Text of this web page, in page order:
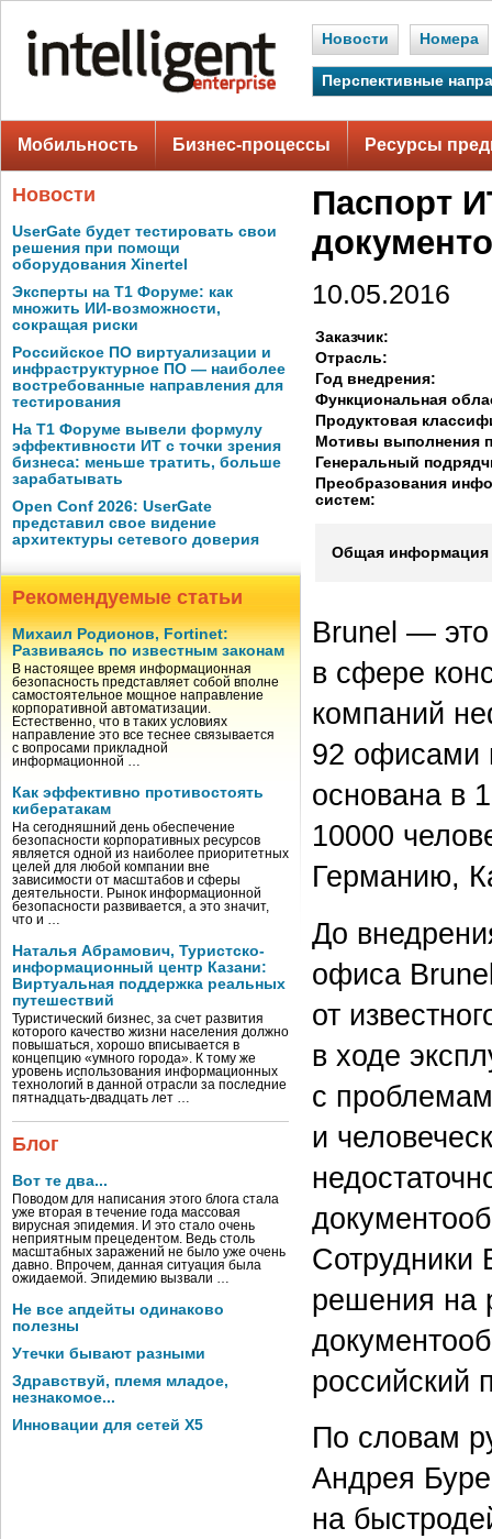
Новости Номера
Перспективные
Мобильность Бизнес-процессы Ресурсы
Новости
UserGate будет тестировать свои
решения при помощи
оборудования Xinertel
Эксперты на Т1 Форуме: как
множить ИИ-возможности,
сокращая риски
Российское ПО виртуализации и
инфраструктурное ПО — наиболее
востребованные направления для
тестирования
На Т1 Форуме вывели формулу
эффективности ИТ с точки зрения
бизнеса: меньше тратить, больше
зарабатывать
Open Conf 2026: UserGate
представил свое видение
архитектуры сетевого доверия
Рекомендуемые статьи
Михаил Родионов, Fortinet:
Развиваясь по известным законам
В настоящее время информационная
безопасность представляет собой вполне
самостоятельное мощное направление
корпоративной автоматизации.
Естественно, что в таких условиях
направление это все теснее связывается
с вопросами прикладной
информационной …
Как эффективно противостоять
кибератакам
На сегодняшний день обеспечение
безопасности корпоративных ресурсов
является одной из наиболее приоритетных
целей для любой компании вне
зависимости от масштабов и сферы
деятельности. Рынок информационной
безопасности развивается, а это значит,
что и …
Наталья Абрамович, Туристско-
информационный центр Казани:
Виртуальная поддержка реальных
путешествий
Туристический бизнес, за счет развития
которого качество жизни населения должно
повышаться, хорошо вписывается в
концепцию «умного города». К тому же
уровень использования информационных
технологий в данной отрасли за последние
пятнадцать-двадцать лет …
Блог
Вот те два...
Поводом для написания этого блога стала
уже вторая в течение года массовая
вирусная эпидемия. И это стало очень
неприятным прецедентом. Ведь столь
масштабных заражений не было уже очень
давно. Впрочем, данная ситуация была
ожидаемой. Эпидемию вызвали …
Не все апдейты одинаково
полезны
Утечки бывают разными
Здравствуй, племя младое,
незнакомое...
Инновации для сетей X5
Паспорт
10.05.2016
Заказчик:
Отрасль:
Год внедрения:
Функциональная
Продуктовая
Мотивы выполнения
Генеральный
Преобразования
систем:
Общая информация
Brunel —
в сфере
компаний
92 офисами
основана в
10000
Германию,
До
офиса
от
в ходе
с
и
Сотрудники
решения на
российский
По словам
Андрея
на